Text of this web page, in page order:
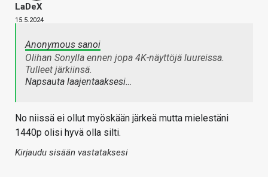
LaDeX
15.5.2024
Anonymous sanoi
Olihan Sonylla ennen jopa 4K-näyttöjä luureissa.
Tulleet järkiinsä.
Napsauta laajentaaksesi…
No niissä ei ollut myöskään järkeä mutta mielestäni
1440p olisi hyvä olla silti.
Kirjaudu sisään vastataksesi